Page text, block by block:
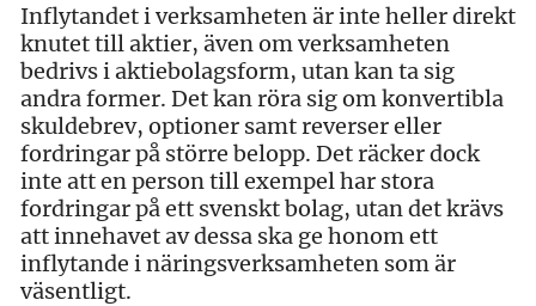
Inflytandet i verksamheten är inte heller direkt
knutet till aktier, även om verksamheten
bedrivs i aktiebolagsform, utan kan ta sig
andra former. Det kan röra sig om konvertibla
skuldebrev, optioner samt reverser eller
fordringar på större belopp. Det räcker dock
inte att en person till exempel har stora
fordringar på ett svenskt bolag, utan det krävs
att innehavet av dessa ska ge honom ett
inflytande i näringsverksamheten som är
väsentligt.